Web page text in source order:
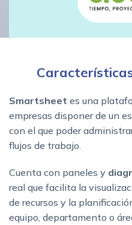
Smartsheet es una
empresas disponer de un
con el que poder
flujos de trabajo.
Cuenta con paneles y
real que facilita la
de recursos y la
equipo, departamento o